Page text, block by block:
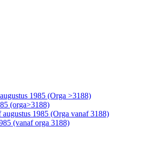
1985 (Orga >3188)
(orga>3188)
1985 (Orga vanaf 3188)
(vanaf orga 3188)